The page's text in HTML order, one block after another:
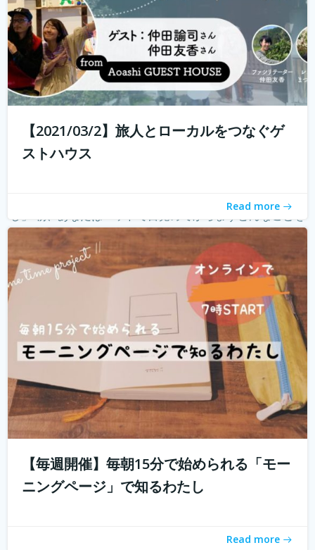
【2021/03/2】旅人とローカルをつなぐゲ
ストハウス
Read more
考えていますか？ 「今日やることってなんだったっけ？」
「とりあえず用事を済ませないと」 起きたときに思い出す
ことのなかでどれくらいが「...続きを読む
【毎週開催】毎朝15分で始められる「モー
ニングページ」で知るわたし
Read more
ちそうが詰まった１箱がおうちに届く。「旅のしおり」も